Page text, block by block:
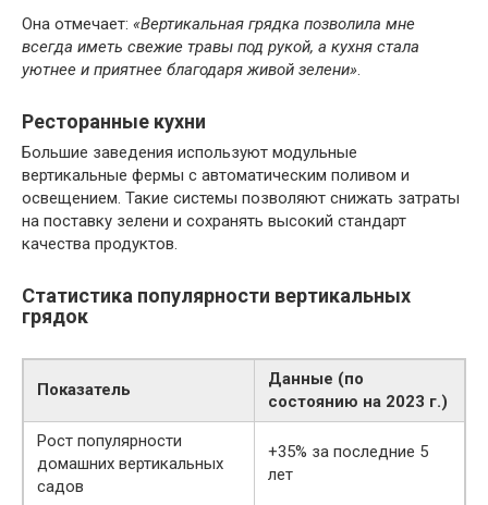
Она отмечает: «Вертикальная грядка позволила мне
всегда иметь свежие травы под рукой, а кухня стала
уютнее и приятнее благодаря живой зелени».
Ресторанные кухни
Большие заведения используют модульные
вертикальные фермы с автоматическим поливом и
освещением. Такие системы позволяют снижать затраты
на поставку зелени и сохранять высокий стандарт
качества продуктов.
Статистика популярности вертикальных
грядок
Показатель
Данные (по
состоянию на 2023 г.)
Рост популярности
домашних вертикальных
садов
+35% за последние 5
лет